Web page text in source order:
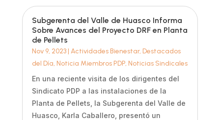
Subgerenta del Valle de Huasco Informa
Sobre Avances del Proyecto DRF en Planta
de Pellets
Nov 9, 2023| Actividades Bienestar, Destacados
del Día, Noticia Miembros PDP, Noticias Sindicales
En una reciente visita de los dirigentes del
Sindicato PDP a las instalaciones de la
Planta de Pellets, la Subgerenta del Valle de
Huasco, Karla Caballero, presentó un